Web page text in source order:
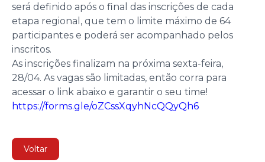
será definido após o final das inscrições de cada
etapa regional, que tem o limite máximo de 64
participantes e poderá ser acompanhado pelos
inscritos.
As inscrições finalizam na próxima sexta-feira,
28/04. As vagas são limitadas, então corra para
acessar o link abaixo e garantir o seu time!
https://forms.gle/oZCssXqyhNcQQyQh6
Voltar